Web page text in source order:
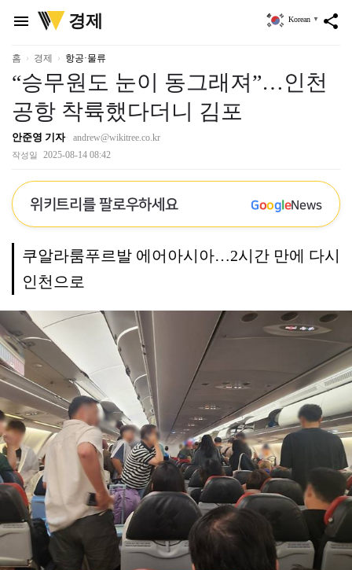
menu
위
키
리
경제 share
Korean ▼
홈 경제 항공·물류
“승무원도 눈이 동그래져”…인천
공항 착륙했다더니 김포
안준영 기자 andrew@wikitree.co.kr
작성일 2025-08-14 08:42
위키트리를 팔로우하세요 GoogleNews
쿠알라룸푸르발 에어아시아…2시간 만에 다시
인천으로